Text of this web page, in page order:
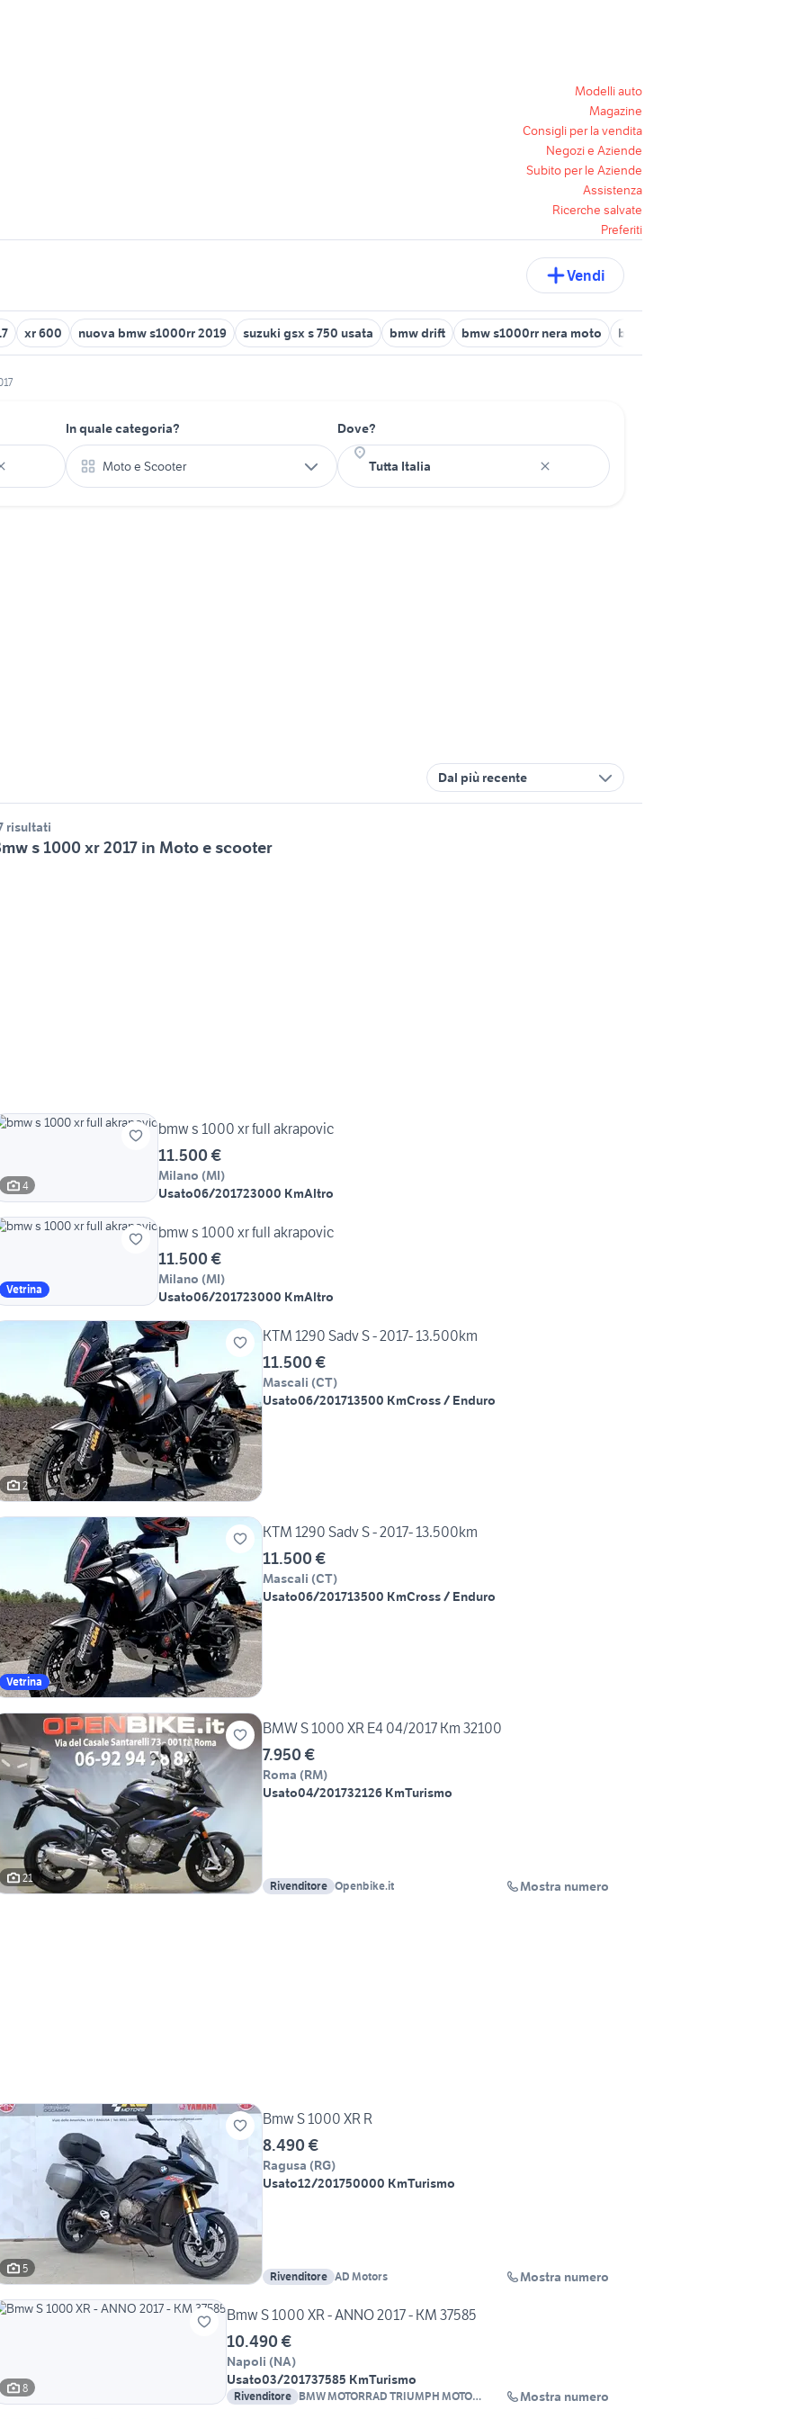
Modelli auto
Magazine
Consigli per la vendita
Negozi e Aziende
Subito per le Aziende
Assistenza
Ricerche salvate
Preferiti
Vendi
xr 600 nuova bmw s1000rr 2019 suzuki gsx s 750 usata bmw drift bmw s1000rr nera moto bmw 640d
In quale categoria?
Moto e Scooter
Dove?
Dal più recente
risultati
s 1000 xr 2017 in Moto e scooter
4
bmw s 1000 xr full akrapovic
11.500 €
Milano (MI)
Usato06/201723000 KmAltro
Vetrina
bmw s 1000 xr full akrapovic
11.500 €
Milano (MI)
Usato06/201723000 KmAltro
2
KTM 1290 Sadv S - 2017- 13.500km
11.500 €
Mascali (CT)
Usato06/201713500 KmCross / Enduro
Vetrina
KTM 1290 Sadv S - 2017- 13.500km
11.500 €
Mascali (CT)
Usato06/201713500 KmCross / Enduro
21
BMW S 1000 XR E4 04/2017 Km 32100
7.950 €
Roma (RM)
Usato04/201732126 KmTurismo
Rivenditore Openbike.it Mostra numero
5
Bmw S 1000 XR R
8.490 €
Ragusa (RG)
Usato12/201750000 KmTurismo
Rivenditore AD Motors Mostra numero
8
Bmw S 1000 XR - ANNO 2017 - KM 37585
10.490 €
Napoli (NA)
Usato03/201737585 KmTurismo
Rivenditore BMW MOTORRAD TRIUMPH MOTO
Mostra numero